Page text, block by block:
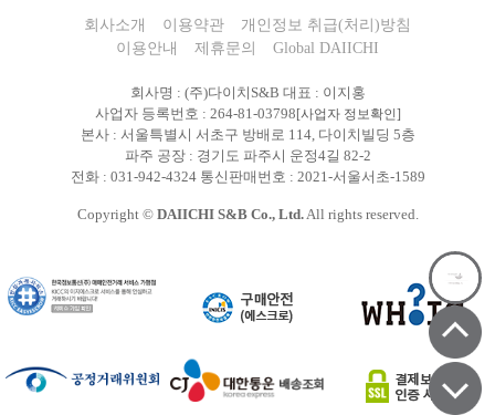
회사소개 이용약관
개인정보 취급(처리)방침
이용안내
제휴문의 Global DAIICHI
회사명 : (주)다이치S&B 대표 : 이지홍
사업자 등록번호 : 264-81-03798[사업자 정보확인]
본사 : 서울특별시 서초구 방배로 114, 다이치빌딩 5층
파주 공장 : 경기도 파주시 운정4길 82-2
전화 : 031-942-4324 통신판매번호 : 2021-서울서초-1589
Copyright © DAIICHI S&B Co., Ltd.All rights reserved.